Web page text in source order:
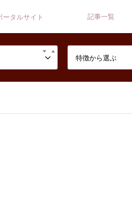
ータルサイト 記事一覧
特徴から選ぶ